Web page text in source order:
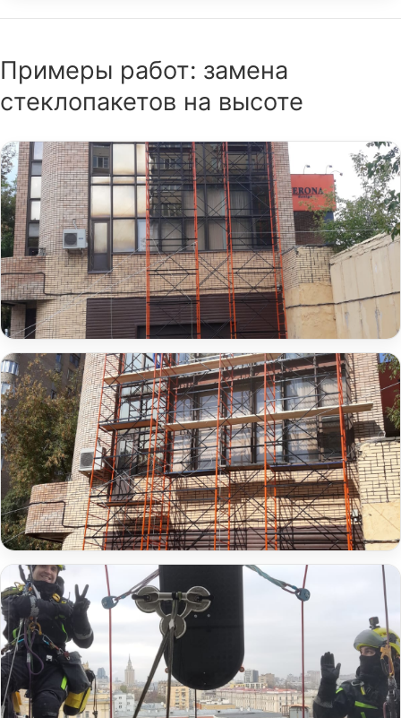
Примеры работ: замена
стеклопакетов на высоте